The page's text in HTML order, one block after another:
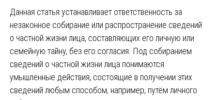
Данная статья устанавливает ответственность за
незаконное собирание или распространение сведений
о частной жизни лица, составляющих его личную или
семейную тайну, без его согласия. Под собиранием
сведений о частной жизни лица понимаются
умышленные действия, состоящие в получении этих
сведений любым способом, например, путём личного